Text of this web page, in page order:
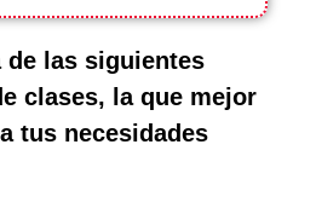
de las siguientes
clases, la que mejor
tus necesidades